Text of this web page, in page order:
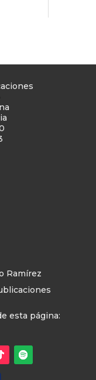
Ramírez
esta página: